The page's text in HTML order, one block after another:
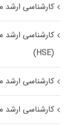
کارشناسی ارشد
کارشناسی
(HSE)
کارشناسی ارشد
کارشناسی